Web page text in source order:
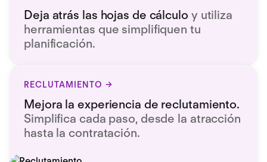
Deja atrás las hojas de cálculo y utiliza
herramientas que simplifiquen tu
planificación.
RECLUTAMIENTO
Mejora la experiencia de reclutamiento.
Simplifica cada paso, desde la atracción
hasta la contratación.